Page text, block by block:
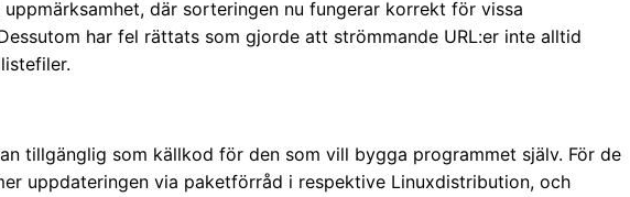
där sorteringen nu fungerar korrekt för vissa
har fel rättats som gjorde att strömmande URL:er inte alltid
tillgänglig som källkod för den som vill bygga programmet själv. För de
uppdateringen via paketförråd i respektive Linuxdistribution, och